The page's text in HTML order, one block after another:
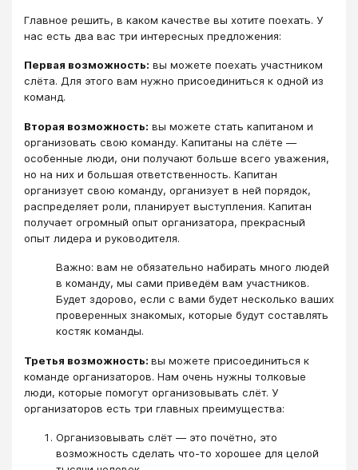
Главное решить, в каком качестве вы хотите поехать. У
нас есть два вас три интересных предложения:
Первая возможность: вы можете поехать участником
слёта. Для этого вам нужно присоединиться к одной из
команд.
Вторая возможность: вы можете стать капитаном и
организовать свою команду. Капитаны на слёте —
особенные люди, они получают больше всего уважения,
но на них и большая ответственность. Капитан
организует свою команду, организует в ней порядок,
распределяет роли, планирует выступления. Капитан
получает огромный опыт организатора, прекрасный
опыт лидера и руководителя.
Важно: вам не обязательно набирать много людей
в команду, мы сами приведём вам участников.
Будет здорово, если с вами будет несколько ваших
проверенных знакомых, которые будут составлять
костяк команды.
Третья возможность: вы можете присоединиться к
команде организаторов. Нам очень нужны толковые
люди, которые помогут организовывать слёт. У
организаторов есть три главных преимущества:
Организовывать слёт — это почётно, это
возможность сделать что-то хорошее для целой